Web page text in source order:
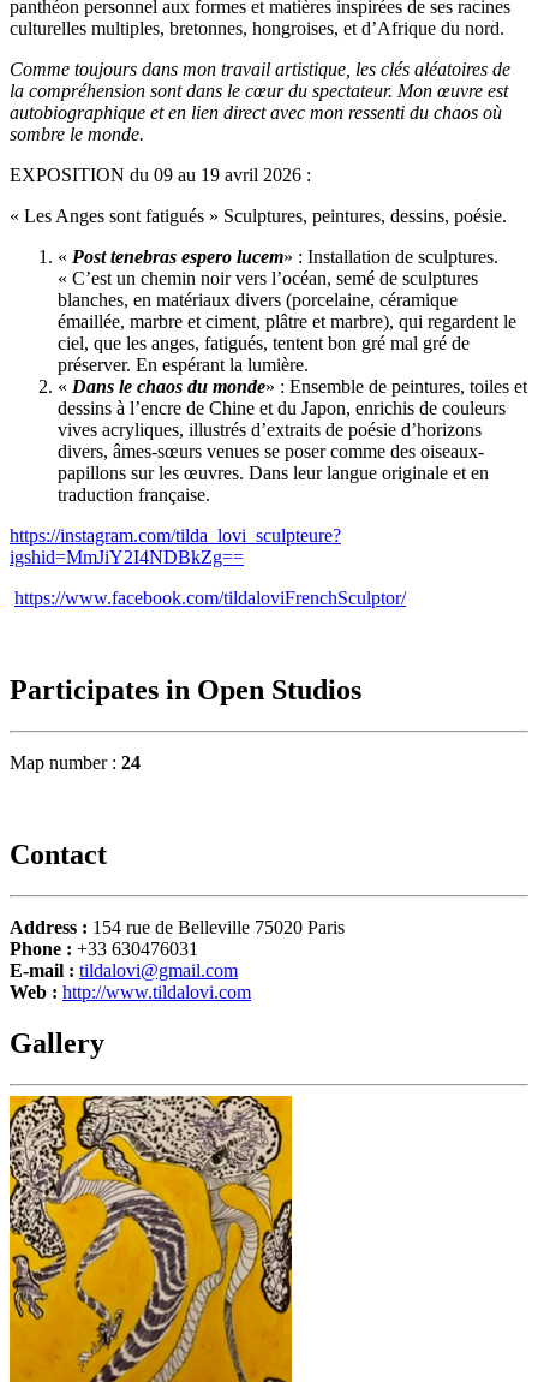
panthéon personnel aux formes et matières inspirées de ses racines
culturelles multiples, bretonnes, hongroises, et d’Afrique du nord.
Comme toujours dans mon travail artistique, les clés aléatoires de
la compréhension sont dans le cœur du spectateur. Mon œuvre est
autobiographique et en lien direct avec mon ressenti du chaos où
sombre le monde.
EXPOSITION du 09 au 19 avril 2026 :
« Les Anges sont fatigués » Sculptures, peintures, dessins, poésie.
« Post tenebras espero lucem» : Installation de sculptures.
« C’est un chemin noir vers l’océan, semé de sculptures
blanches, en matériaux divers (porcelaine, céramique
émaillée, marbre et ciment, plâtre et marbre), qui regardent le
ciel, que les anges, fatigués, tentent bon gré mal gré de
préserver. En espérant la lumière.
« Dans le chaos du monde» : Ensemble de peintures, toiles et
dessins à l’encre de Chine et du Japon, enrichis de couleurs
vives acryliques, illustrés d’extraits de poésie d’horizons
divers, âmes-sœurs venues se poser comme des oiseaux-
papillons sur les œuvres. Dans leur langue originale et en
traduction française.
https://instagram.com/tilda_lovi_sculpteure?
igshid=MmJiY2I4NDBkZg==
https://www.facebook.com/tildaloviFrenchSculptor/
Participates in Open Studios
Map number : 24
Contact
Address : 154 rue de Belleville 75020 Paris
Phone : +33 630476031
E-mail : tildalovi@gmail.com
Web : http://www.tildalovi.com
Gallery